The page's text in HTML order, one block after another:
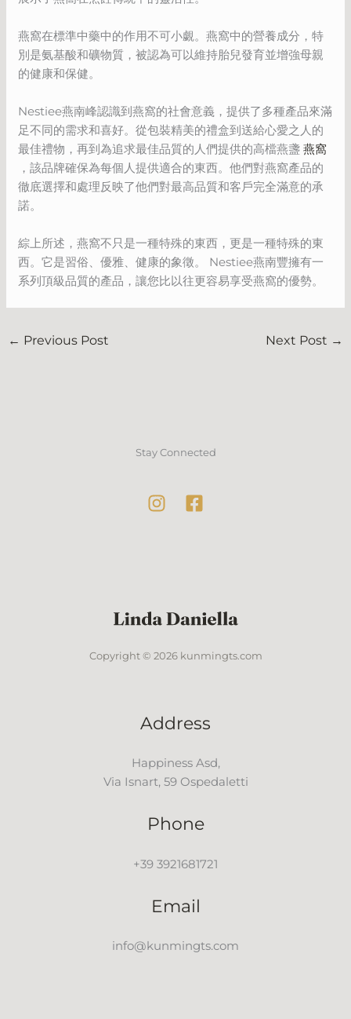
燕窩在標準中藥中的作用不可小覷。燕窩中的營養成分，特
別是氨基酸和礦物質，被認為可以維持胎兒發育並增強母親
的健康和保健。
Nestiee燕南峰認識到燕窩的社會意義，提供了多種產品來滿
足不同的需求和喜好。從包裝精美的禮盒到送給心愛之人的
最佳禮物，再到為追求最佳品質的人們提供的高檔燕盞燕窩
，該品牌確保為每個人提供適合的東西。他們對燕窩產品的
徹底選擇和處理反映了他們對最高品質和客戶完全滿意的承
諾。
綜上所述，燕窩不只是一種特殊的東西，更是一種特殊的東
西。它是習俗、優雅、健康的象徵。 Nestiee燕南豐擁有一
系列頂級品質的產品，讓您比以往更容易享受燕窩的優勢。
← Previous Post Next Post →
Stay Connected
Copyright © 2026 kunmingts.com
Address
Happiness Asd,
Via Isnart, 59 Ospedaletti
Phone
+39 3921681721
Email
info@kunmingts.com